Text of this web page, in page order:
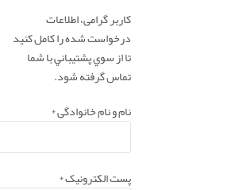
کاربر گرامی، اطلاعات
درخواست شده را کامل کنید
تا از سوي پشتيباني با شما
تماس گرفته شود.
نام و نام خانوادگی*
پست الکترونیک*